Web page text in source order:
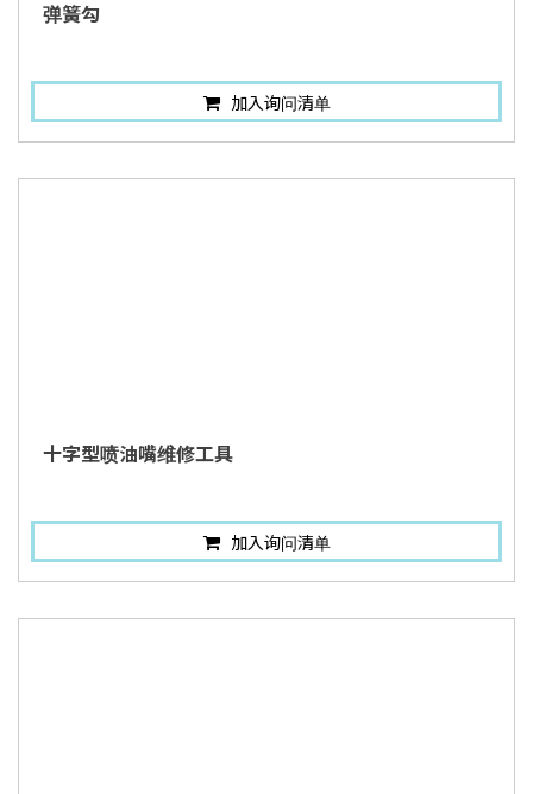
弹簧勾
加入询问清单
十字型喷油嘴维修工具
加入询问清单